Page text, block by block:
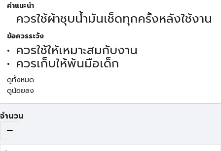
คำแนะนำ
ควรใช้ผ้าชุบน้ำมันเช็ดทุกครั้งหลังใช้งาน
ข้อควรระวัง
ควรใช้ให้เหมาะสมกับงาน
ควรเก็บให้พ้นมือเด็ก
ดูทั้งหมด
ดูน้อยลง
จำนวน